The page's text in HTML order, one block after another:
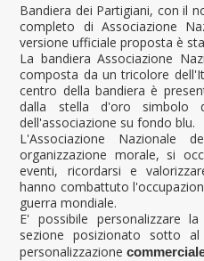
Bandiera dei Partigiani, con il
completo di Associazione
versione ufficiale proposta è
La bandiera Associazione
composta da un tricolore
centro della bandiera è
dalla stella d'oro simbolo
dell'associazione su fondo blu.
L'Associazione Nazionale
organizzazione morale, si
eventi, ricordarsi e
hanno combattuto
guerra mondiale.
E' possibile personalizzare
sezione posizionato sotto
personalizzazione